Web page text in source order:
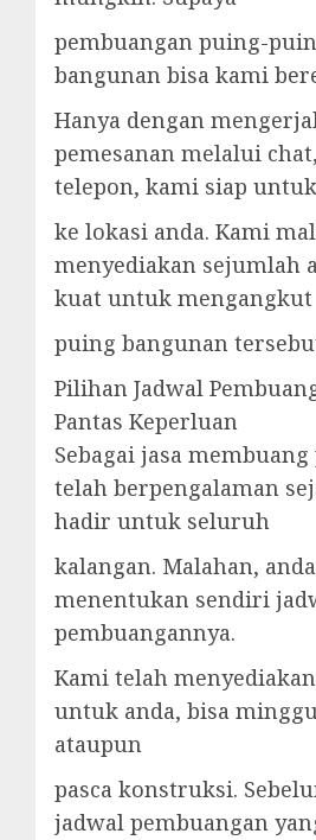
pembuangan puing-
bangunan bisa kami
Hanya dengan
pemesanan melalui
telepon, kami siap
ke lokasi anda. Kami
menyediakan sejumlah
kuat untuk mengangkut
puing bangunan
Pilihan Jadwal
Pantas Keperluan
Sebagai jasa
telah berpengalaman
hadir untuk seluruh
kalangan. Malahan,
menentukan sendiri
pembuangannya.
Kami telah
untuk anda, bisa
ataupun
pasca konstruksi.
jadwal pembuangan